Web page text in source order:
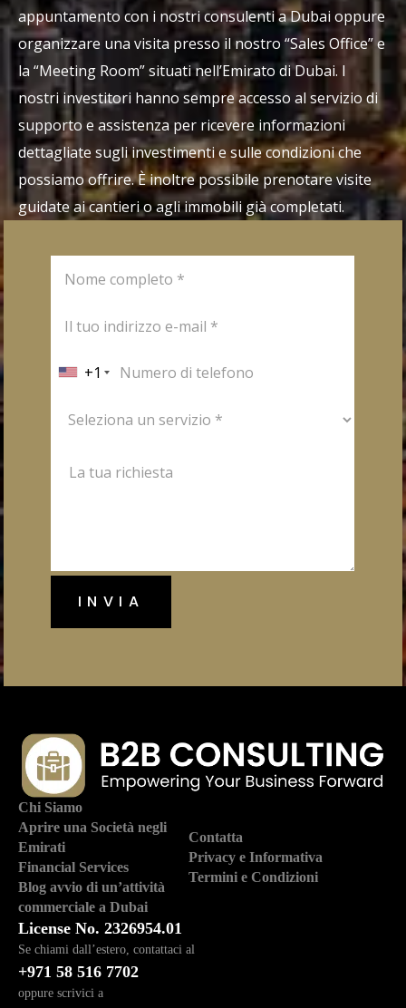
appuntamento con i nostri consulenti a Dubai oppure
organizzare una visita presso il nostro “Sales Office” e
la “Meeting Room” situati nell’Emirato di Dubai. I
nostri investitori hanno sempre accesso al servizio di
supporto e assistenza per ricevere informazioni
dettagliate sugli investimenti e sulle condizioni che
possiamo offrire. È inoltre possibile prenotare visite
guidate ai cantieri o agli immobili già completati.
+1
Chi Siamo
Aprire una Società negli
Emirati
Financial Services
Blog avvio di un’attività
commerciale a Dubai
Contatta
Privacy e Informativa
Termini e Condizioni
License No. 2326954.01
Se chiami dall’estero, contattaci al
+971 58 516 7702
oppure scrivici a